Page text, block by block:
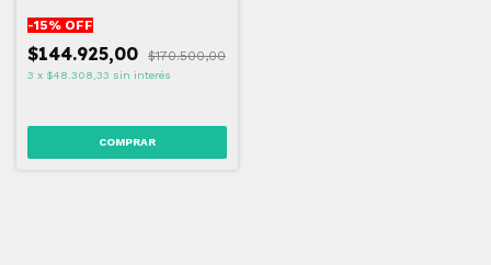
-15% OFF
$144.925,00 $170.500,00
3 x $48.308,33 sin interés